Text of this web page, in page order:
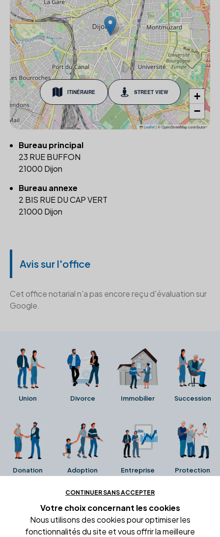
ITINÉRAIRE STREET VIEW
+
−
Leaflet|© OpenStreetMap contributors
Bureau principal
23 RUE BUFFON
21000 Dijon
Bureau annexe
2 BIS RUE DU CAP VERT
21000 Dijon
Avis sur l'office
Cet office notarial n'a pas encore reçu d'évaluation sur
Google.
Union Divorce Immobilier Succession
Donation Adoption Entreprise Protection
Ces avis proviennent directement de la fiche Google
Business de l'office notarial. Ils n'ont ni été collectés ni
été vérifiés par Alexia.fr.
CONTINUER SANS ACCEPTER
Votre choix concernant les cookies
Nous utilisons des cookies pour optimiser les
fonctionnalités du site et vous offrir la meilleure